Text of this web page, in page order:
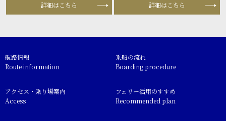
詳細はこちら 詳細はこちら
航路情報
Route information
乗船の流れ
Boarding procedure
アクセス・乗り場案内
Access
フェリー活用のすすめ
Recommended plan